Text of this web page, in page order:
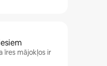
īres mājokļos ir